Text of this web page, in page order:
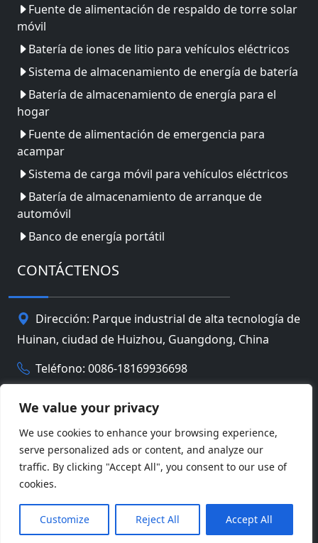
We value your privacy
We use cookies to enhance your browsing experience,
serve personalized ads or content, and analyze our
traffic. By clicking "Accept All", you consent to our use of
cookies.
Customize Reject All Accept All
Fuente de alimentación de respaldo de torre solar
móvil
Batería de iones de litio para vehículos eléctricos
Sistema de almacenamiento de energía de batería
Batería de almacenamiento de energía para el
hogar
Fuente de alimentación de emergencia para
acampar
Sistema de carga móvil para vehículos eléctricos
Batería de almacenamiento de arranque de
automóvil
Banco de energía portátil
CONTÁCTENOS
Dirección: Parque industrial de alta tecnología de
Huinan, ciudad de Huizhou, Guangdong, China
Teléfono: 0086-18169936698
Email: info@jbbatterychina.com
Política de privacidad
© Derechos de autor 2026 Tecnología limitada de la
derechos.
LinkedInWhatsAppCompartir